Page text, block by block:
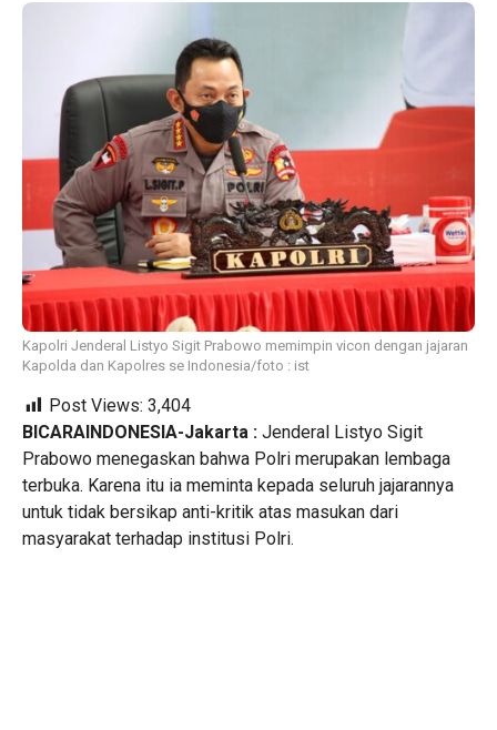
Kapolri Jenderal Listyo Sigit Prabowo memimpin vicon dengan jajaran
Kapolda dan Kapolres se Indonesia/foto : ist
Post Views: 3,404
BICARAINDONESIA-Jakarta : Jenderal Listyo Sigit
Prabowo menegaskan bahwa Polri merupakan lembaga
terbuka. Karena itu ia meminta kepada seluruh jajarannya
untuk tidak bersikap anti-kritik atas masukan dari
masyarakat terhadap institusi Polri.